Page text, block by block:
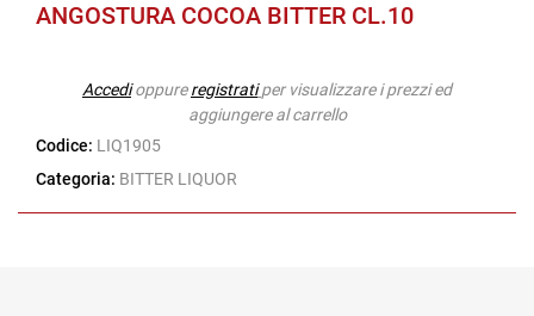
ANGOSTURA COCOA BITTER CL.10
Accedioppureregistrati per visualizzare i prezzi ed
aggiungere al carrello
Codice: LIQ1905
Categoria: BITTER LIQUOR